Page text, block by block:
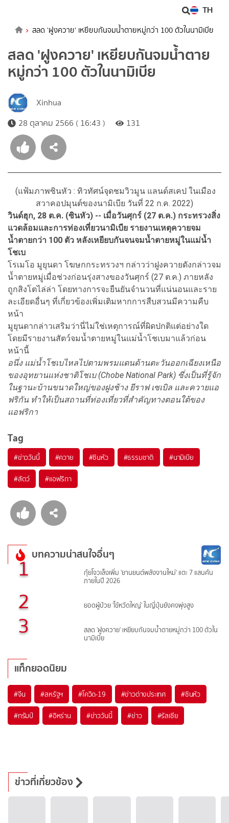
TH
สลด 'ฝูงควาย' เหยียบกันจมน้ำตายหมู่กว่า 100 ตัวในนามิเบีย
สลด 'ฝูงควาย' เหยียบกันจมน้ำตาย
หมู่กว่า 100 ตัวในนามิเบีย
Xinhua
28 ตุลาคม 2566 ( 16:43 )
131
(แฟ้มภาพซินหัว : ทิวทัศน์จุดชมวิวมูน แลนด์สเคป ในเมือง
สวาคอปมุนต์ของนามิเบีย วันที่ 22 ก.ค. 2022)
วินด์ฮุก, 28 ต.ค. (ซินหัว) -- เมื่อวันศุกร์ (27 ต.ค.) กระทรวงสิ่ง
แวดล้อมและการท่องเที่ยวนามิเบีย รายงานเหตุควายจม
น้ำตายกว่า 100 ตัว หลังเหยียบกันจนจมน้ำตายหมู่ในแม่น้ำ
โชเบ
โรเมโอ มูยุนดา โฆษกกระทรวงฯ กล่าวว่าฝูงควายดังกล่าวจม
น้ำตายหมู่เมื่อช่วงก่อนรุ่งสางของวันศุกร์ (27 ต.ค.) ภายหลัง
ถูกสิงโตไล่ล่า โดยทางการจะยืนยันจำนวนที่แน่นอนและราย
ละเอียดอื่นๆ ที่เกี่ยวข้องเพิ่มเติมหากการสืบสวนมีความคืบ
หน้า
มูยุนดากล่าวเสริมว่านี่ไม่ใช่เหตุการณ์ที่ผิดปกติแต่อย่างใด
โดยมีรายงานสัตว์จมน้ำตายหมู่ในแม่น้ำโชเบมาแล้วก่อน
หน้านี้
อนึ่ง แม่น้ำโชเบไหลไปตามพรมแดนด้านตะวันออกเฉียงเหนือ
ของอุทยานแห่งชาติโชเบ (Chobe National Park) ซึ่งเป็นที่รู้จัก
ในฐานะบ้านขนาดใหญ่ของฝูงช้าง ยีราฟ เซเบิล และควายแอ
ฟริกัน ทำให้เป็นสถานที่ท่องเที่ยวที่สำคัญทางตอนใต้ของ
แอฟริกา
Tag
#ข่าววันนี้ #ควาย #ซินหัว #ธรรมชาติ #นามิเบีย
#สัตว์ #แอฟริกา
บทความน่าสนใจอื่นๆ
1
กุ้ยโจวเล็งเพิ่ม 'ยานยนต์พลังงานใหม่' แตะ 7 แสนคัน
ภายในปี 2026
2 ยอดผู้ป่วย 'ไข้หวัดใหญ่' ในญี่ปุ่นยังคงพุ่งสูง
3
สลด 'ฝูงควาย' เหยียบกันจมน้ำตายหมู่กว่า 100 ตัวใน
นามิเบีย
แท็กยอดนิยม
#จีน #สหรัฐฯ #โควิด-19 #ข่าวต่างประเทศ #ซินหัว
#ทรัมป์ #อิหร่าน #ข่าววันนี้ #ข่าว #รัสเซีย
ข่าวที่เกี่ยวข้อง